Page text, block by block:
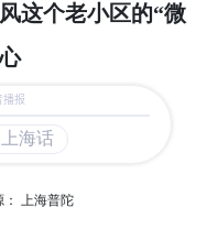
这个老小区的“微
： 上海普陀